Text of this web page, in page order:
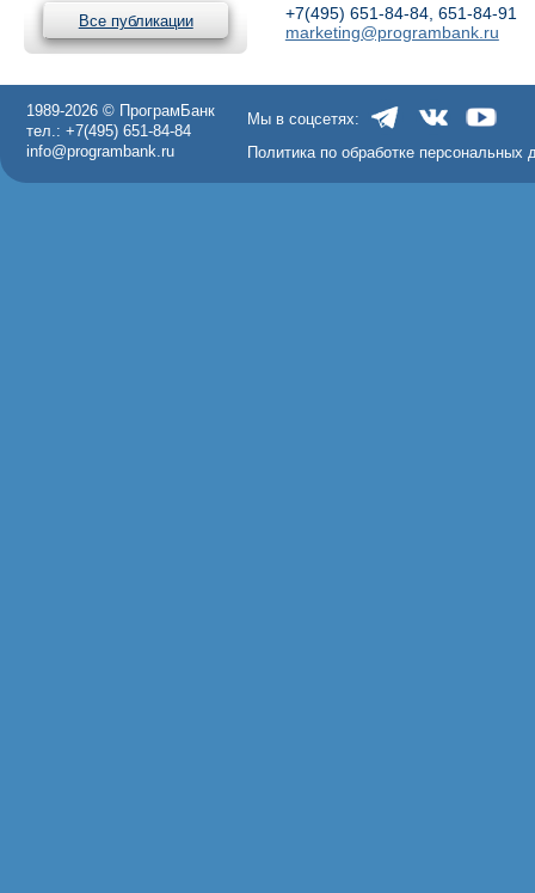
Все публикации
+7(495) 651-84-84, 651-84-91
marketing@programbank.ru
1989-2026 © ПрограмБанк
тел.: +7(495) 651-84-84
info@programbank.ru
Мы в соцсетях:
Политика по обработке персональных